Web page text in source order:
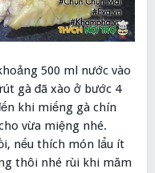
500 ml nước vào
gà đã xào ở bước 4
khi miếng gà chín
vừa miệng nhé.
nếu thích món lẩu ít
thôi nhé rùi khi măm